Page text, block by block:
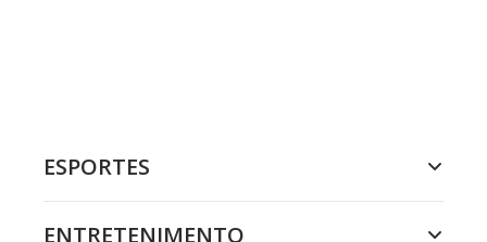
ESPORTES
ENTRETENIMENTO